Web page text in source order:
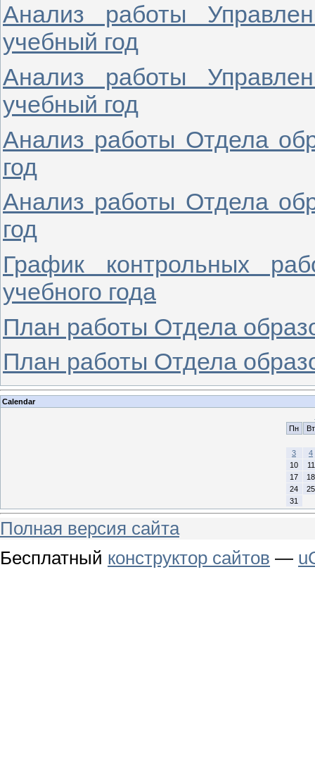
Анализ работы
учебный год
Анализ работы
учебный год
Анализ работы Отдела
год
Анализ работы Отдела
год
График контрольных
учебного года
План работы Отдела
План работы Отдела
Calendar
Пн
Вт
3
4
10
11
17
18
24
25
31
Полная версия сайта
Бесплатный конструктор сайтов —